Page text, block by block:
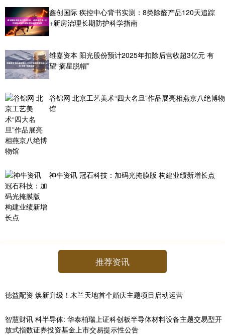
鑫创国际 疾控中心背书实测：8类除醛产品120天追踪
+新房治理长期防护科学指南
维嘉资本 阳光股份预计2025年扣除后营收超3亿元 有
望“摘星脱帽”
谷锦网 北京工艺美术“四大名旦”作品展亮相燕京八绝博物
馆
神牛资讯 冠石科技：加码光掩膜版 构建业绩新增长点
推荐资讯
德益配资 焕新升级！木兰天地首个婚庆主题项目启动运营
智慧财讯 科半导体: 华泰柏瑞上证科创板半导体材料设备主题交易型开
放式指数证券投资基金上市交易提示性公告